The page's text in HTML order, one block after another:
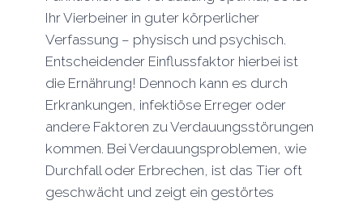
Ihr Vierbeiner in guter körperlicher
Verfassung – physisch und psychisch.
Entscheidender Einflussfaktor hierbei ist
die Ernährung! Dennoch kann es durch
Erkrankungen, infektiöse Erreger oder
andere Faktoren zu Verdauungsstörungen
kommen. Bei Verdauungsproblemen, wie
Durchfall oder Erbrechen, ist das Tier oft
geschwächt und zeigt ein gestörtes